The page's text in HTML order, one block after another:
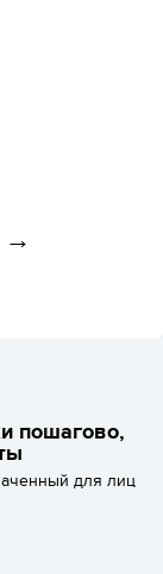
→
пошагово,
для лиц